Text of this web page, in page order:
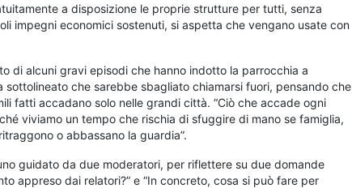
a disposizione le proprie strutture per tutti, senza
impegni economici sostenuti, si aspetta che vengano usate con
di alcuni gravi episodi che hanno indotto la parrocchia a
sottolineato che sarebbe sbagliato chiamarsi fuori, pensando che
fatti accadano solo nelle grandi città. “Ciò che accade ogni
viviamo un tempo che rischia di sfuggire di mano se famiglia,
o abbassano la guardia”.
guidato da due moderatori, per riflettere su due domande
appreso dai relatori?” e “In concreto, cosa si può fare per